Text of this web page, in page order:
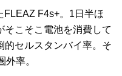
FLEAZ F4s+。1日半ほ
そこそこ電池を消費して
的セルスタンバイ率。そ
率。